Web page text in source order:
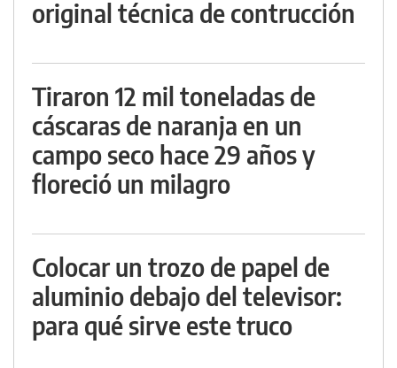
original técnica de contrucción
Tiraron 12 mil toneladas de
cáscaras de naranja en un
campo seco hace 29 años y
floreció un milagro
Colocar un trozo de papel de
aluminio debajo del televisor:
para qué sirve este truco